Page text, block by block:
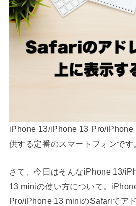
iPhone 13/iPhone 13 Pro/
供する定番のスマートフォンです
さて、今日はそんなiPhone 13/
13 miniの使い方について。
Pro/iPhone 13 miniのSafariでア